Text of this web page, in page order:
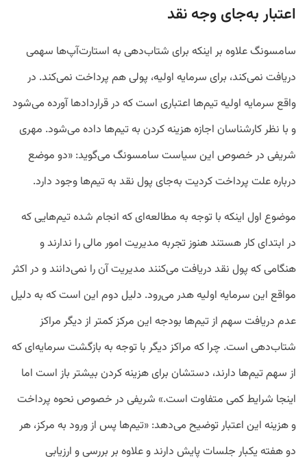
اعتبار به‌جای وجه نقد
سامسونگ علاوه بر اینکه برای شتاب‌دهی به استارت‌آپ‌ها سهمی
دریافت نمی‌کند، برای سرمایه اولیه، پولی هم پرداخت نمی‌کند. در
واقع سرمایه اولیه تیم‌ها اعتباری است که در قرارداد‌ها آورده می‌شود
و با نظر کارشناسان اجازه هزینه کردن به تیم‌ها داده می‌‌شود. مهری
شریفی در خصوص این سیاست سامسونگ می‌گوید: «دو موضع
درباره علت پرداخت کردیت به‌جای پول نقد به تیم‌ها وجود دارد.
موضوع اول اینکه با توجه به مطالعه‌ای که انجام شده تیم‌هایی که
در ابتدای کار هستند هنوز تجربه مدیریت امور مالی را ندارند و
هنگامی که پول نقد دریافت می‌کنند مدیریت آن را نمی‌دانند و در اکثر
مواقع این سرمایه اولیه هدر می‌رود. دلیل دوم این است که به دلیل
عدم دریافت سهم از تیم‌ها بودجه این مرکز کمتر از دیگر مراکز
شتاب‌دهی است. چرا که مراکز دیگر با توجه به بازگشت سرمایه‌ای که
از سهم تیم‌ها دارند، دستشان برای هزینه کردن بیشتر باز است اما
اینجا شرایط کمی متفاوت است.» شریفی در خصوص نحوه پرداخت
و هزینه این اعتبار توضیح می‌دهد:‌ «تیم‌ها پس از ورود به مرکز، هر
دو هفته یکبار جلسات پایش دارند و علاوه بر بررسی و ارزیابی